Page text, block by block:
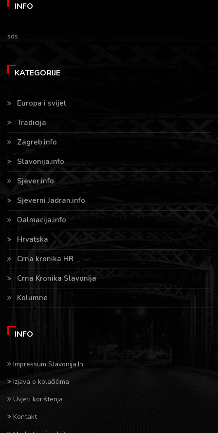
INFO
sds
KATEGORIJE
Europa i svijet
Tradicija
Zagreb.info
Slavonija.info
Sjever.info
Sjeverni Jadran.info
Dalmacija.info
Hrvatska
Crna kronika HR
Crna Kronika Slavonija
Kolumne
INFO
Impressum Slavonija.In
Izjava o kolačićima
Uvjeti korištenja
Kontakt